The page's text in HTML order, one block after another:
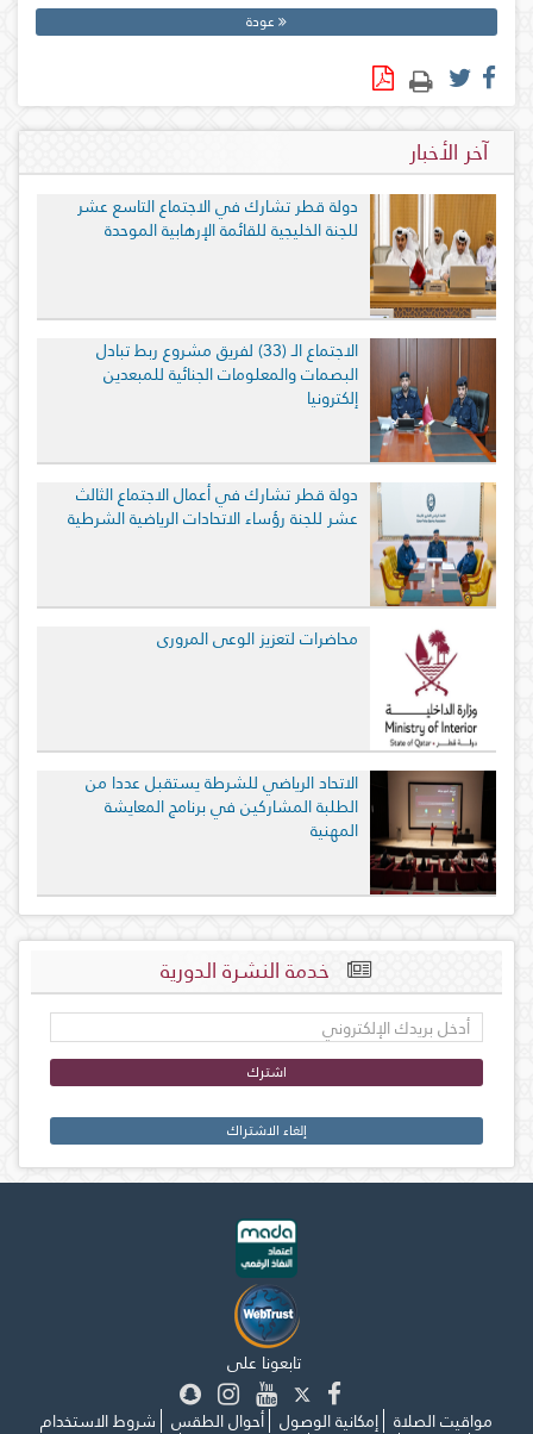
عودة
آخر الأخبار
دولة قطر تشارك في الاجتماع التاسع عشر
للجنة الخليجية للقائمة الإرهابية الموحدة
الاجتماع الـ (33) لفريق مشروع ربط تبادل
البصمات والمعلومات الجنائية للمبعدين
إلكترونيا
دولة قطر تشارك في أعمال الاجتماع الثالث
عشر للجنة رؤساء الاتحادات الرياضية الشرطية
محاضرات لتعزيز الوعي المروري
الاتحاد الرياضي للشرطة يستقبل عددا من
الطلبة المشاركين في برنامج المعايشة
المهنية
خدمة النشرة الدورية
اشترك
إلغاء الاشتراك
مواقيت الصلاة إمكانية الوصول أحوال الطقس شروط الاستخدام
تابعونا على